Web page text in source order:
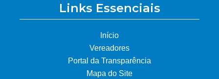
Links Essenciais
Início
Vereadores
Portal da Transparência
Mapa do Site